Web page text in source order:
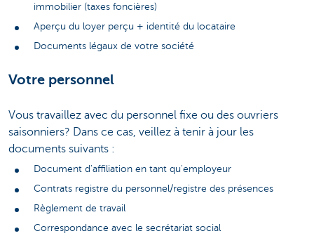
immobilier (taxes foncières)
Aperçu du loyer perçu + identité du locataire
Documents légaux de votre société
Votre personnel
Vous travaillez avec du personnel fixe ou des ouvriers
saisonniers? Dans ce cas, veillez à tenir à jour les
documents suivants :
Document d'affiliation en tant qu'employeur
Contrats registre du personnel/registre des présences
Règlement de travail
Correspondance avec le secrétariat social